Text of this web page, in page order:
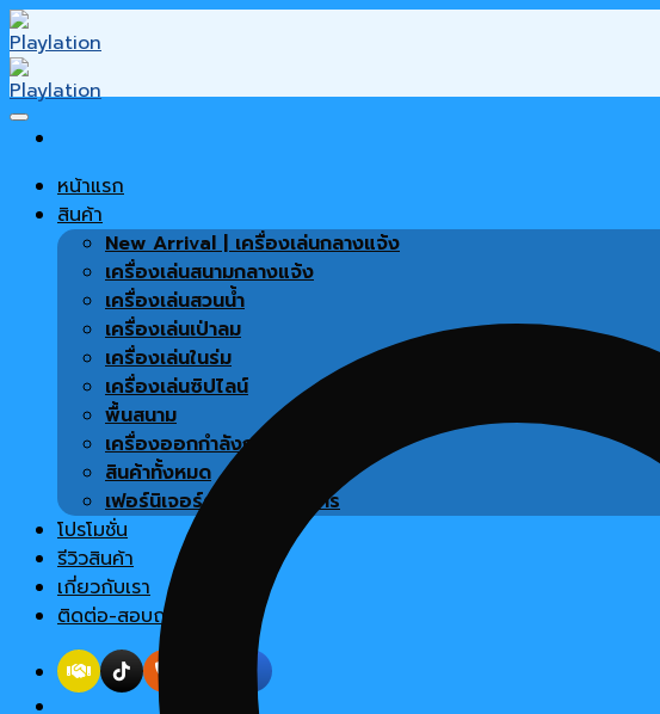
Skip
to
content
หน้าแรก
สินค้า
New Arrival | เครื่องเล่นกลางแจ้ง
เครื่องเล่นสนามกลางแจ้ง
เครื่องเล่นสวนน้ำ
เครื่องเล่นเป่าลม
เครื่องเล่นในร่ม
เครื่องเล่นซิปไลน์
พื้นสนาม
เครื่องออกกำลังกาย
สินค้าทั้งหมด
เฟอร์นิเจอร์ตกแต่งโครงการ
โปรโมชั่น
รีวิวสินค้า
เกี่ยวกับเรา
ติดต่อ-สอบถาม